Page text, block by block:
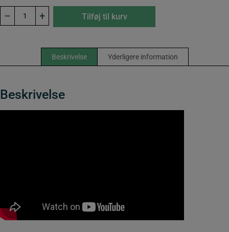
–
udendørs
-
+ Tilføj til kurv
Beskrivelse Yderligere information
Beskrivelse